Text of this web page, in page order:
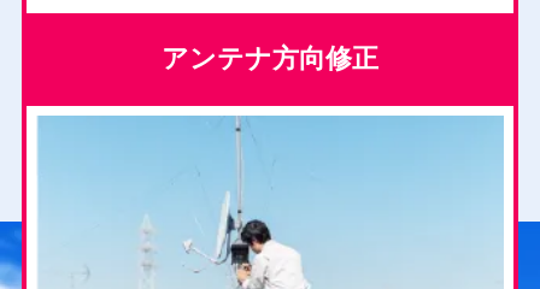
アンテナ方向修正